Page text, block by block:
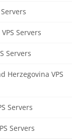
Servers
Servers
Herzegovina VPS
Servers
Servers